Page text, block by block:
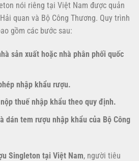
nói riêng tại Việt Nam được quản
quan và Bộ Công Thương. Quy trình
gồm các bước sau:
sản xuất hoặc nhà phân phối quốc
nhập khẩu rượu.
thuế nhập khẩu theo quy định.
dán tem rượu nhập khẩu của Bộ Công
Singleton tại Việt Nam, người tiêu